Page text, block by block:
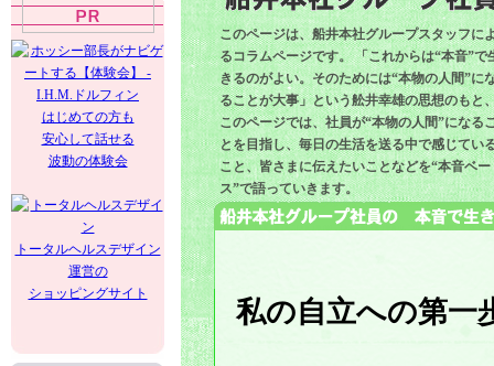
はじめての方も
安心して話せる
波動の体験会
トータルヘルスデザイン
運営の
ショッピングサイト
このページは、船井本社グループスタッフに
るコラムページです。 「これからは“本音”で
きるのがよい。そのためには“本物の人間”に
ることが大事」という舩井幸雄の思想のもと
このページでは、社員が“本物の人間”になる
とを目指し、毎日の生活を送る中で感じてい
こと、皆さまに伝えたいことなどを“本音ベー
ス”で語っていきます。
私の自立への第